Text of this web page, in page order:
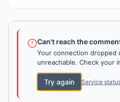
Can't reach the
Your connection dropped
unreachable. Check your
Try again Service